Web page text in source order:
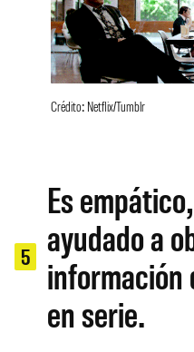
Crédito: Netflix/Tumblr
5
Es
ayudado a
información
en serie.